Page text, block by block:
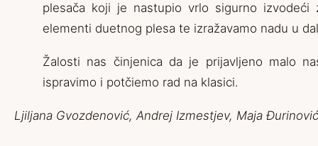
plesača koji je nastupio vrlo sigurno
elementi duetnog plesa te izražavamo nadu u
Žalosti nas činjenica da je prijavljeno malo
ispravimo i potčiemo rad na klasici.
Ljiljana Gvozdenović, Andrej Izmestjev, Maja Đurinović